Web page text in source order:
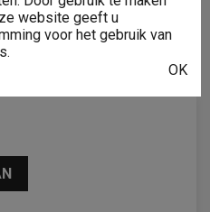
1985
8 m
website geeft u
voor het gebruik van
OK